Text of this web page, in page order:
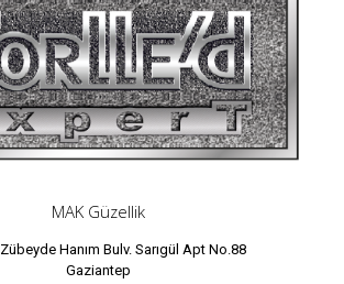
MAK Güzellik
Zübeyde Hanım Bulv. Sarıgül Apt No.88
Gaziantep